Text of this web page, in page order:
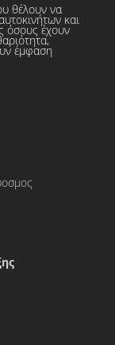
θέλουν να
και
όσους έχουν
έμφαση